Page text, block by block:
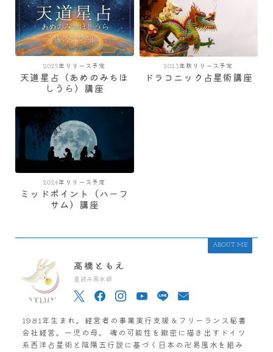
2025年リリース予定
天道星占（あめのみちほ
しうら）講座
2023年秋リリース予定
ドラコニック占星術講座
2024年リリース予定
ミッドポイント（ハーフ
サム）講座
ABOUT ME
高橋ともえ
星読み風水師
1981年生まれ。経営者の事業実行支援＆フリーランス秘書
会社経営。一児の母。 魂の可能性を緻密に描き出すドイツ
系西洋占星術と陰陽五行説に基づく日本の卍易風水を組み